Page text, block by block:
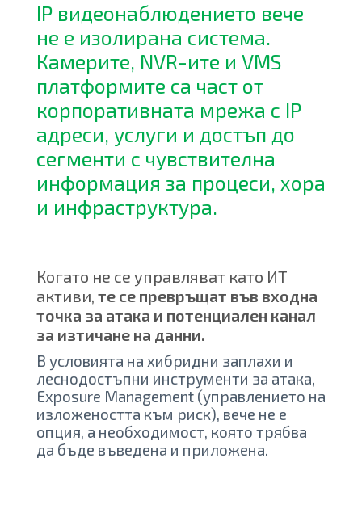
IP видеонаблюдението вече
не е изолирана система.
Камерите, NVR-ите и VMS
платформите са част от
корпоративната мрежа с IP
адреси, услуги и достъп до
сегменти с чувствителна
информация за процеси, хора
и инфраструктура.
Когато не се управляват като ИТ
активи, те се превръщат във входна
точка за атака и потенциален канал
за изтичане на данни.
В условията на хибридни заплахи и
леснодостъпни инструменти за атака,
Exposure Management (управлението на
изложеността към риск), вече не е
опция, а необходимост, която трябва
да бъде въведена и приложена.